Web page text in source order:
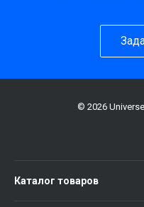
© 2026
Каталог товаров